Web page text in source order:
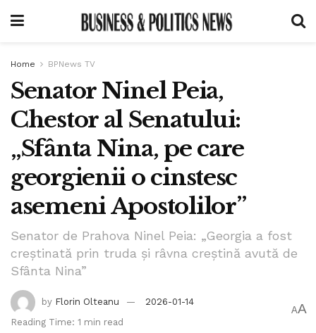
Home BPNews TV
Senator Ninel Peia,
Chestor al Senatului:
„Sfânta Nina, pe care
georgienii o cinstesc
asemeni Apostolilor”
Senator de Prahova Ninel Peia: „Georgia a fost
creștinată prin truda și râvna creștină avută de
Sfânta Nina”
by Florin Olteanu
2026-01-14
Reading Time: 1 min read
AA